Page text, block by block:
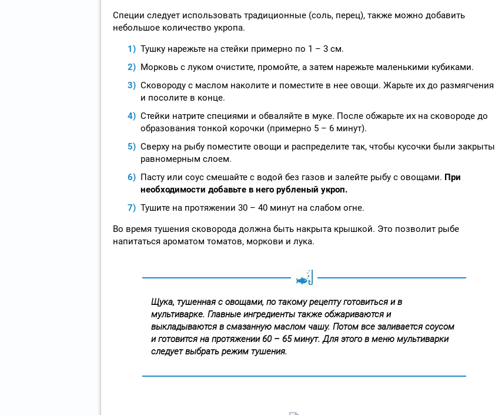
Специи следует использовать традиционные (соль, перец), также можно добавить
небольшое количество укропа.
Тушку нарежьте на стейки примерно по 1 – 3 см.
Морковь с луком очистите, промойте, а затем нарежьте маленькими кубиками.
Сковороду с маслом наколите и поместите в нее овощи. Жарьте их до размягчения
и посолите в конце.
Стейки натрите специями и обваляйте в муке. После обжарьте их на сковороде до
образования тонкой корочки (примерно 5 – 6 минут).
Сверху на рыбу поместите овощи и распределите так, чтобы кусочки были закрыты
равномерным слоем.
Пасту или соус смешайте с водой без газов и залейте рыбу с овощами. При
необходимости добавьте в него рубленый укроп.
Тушите на протяжении 30 – 40 минут на слабом огне.
Во время тушения сковорода должна быть накрыта крышкой. Это позволит рыбе
напитаться ароматом томатов, моркови и лука.
Щука, тушенная с овощами, по такому рецепту готовиться и в
мультиварке. Главные ингредиенты также обжариваются и
выкладываются в смазанную маслом чашу. Потом все заливается соусом
и готовится на протяжении 60 – 65 минут. Для этого в меню мультиварки
следует выбрать режим тушения.